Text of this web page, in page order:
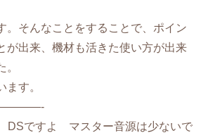
。そんなことをすることで、ポイン
が出来、機材も活きた使い方が出来
ます。
ですよ マスター音源は少ないで